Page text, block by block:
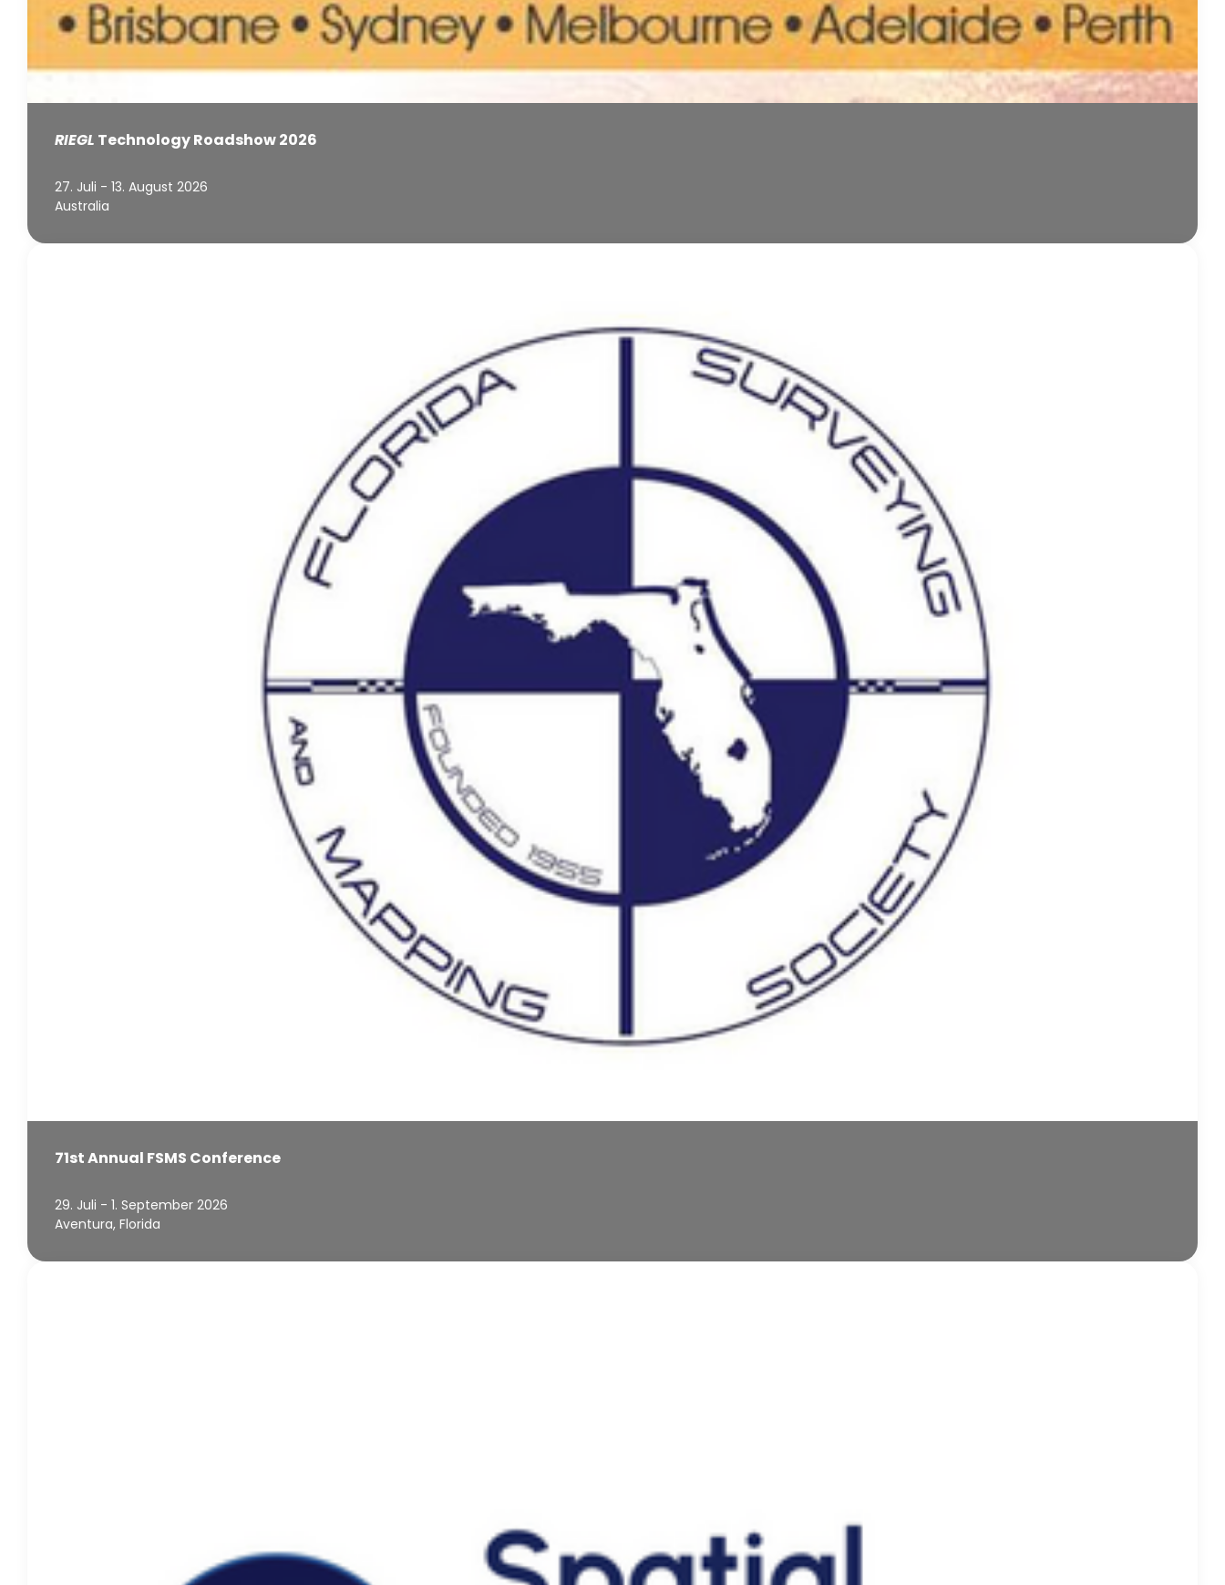
RIEGL Technology Roadshow 2026
27. Juli - 13. August 2026
Australia
71st Annual FSMS Conference
29. Juli - 1. September 2026
Aventura, Florida